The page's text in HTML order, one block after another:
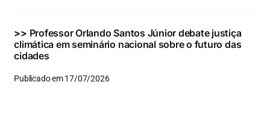
>> Professor Orlando Santos Júnior debate justiça
climática em seminário nacional sobre o futuro das
cidades
Publicado em 17/07/2026